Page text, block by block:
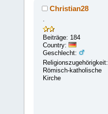
Christian28
Beiträge: 184
Country:
Geschlecht:
Religionszugehörigkeit:
Römisch-katholische
Kirche